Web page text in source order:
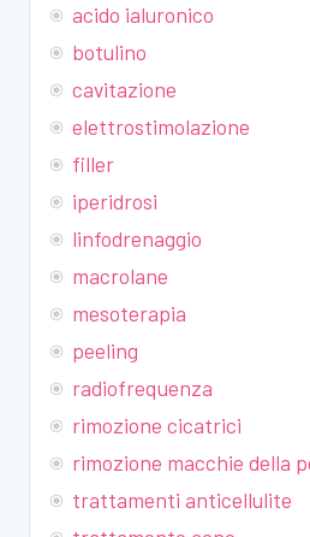
acido ialuronico
botulino
cavitazione
elettrostimolazione
filler
iperidrosi
linfodrenaggio
macrolane
mesoterapia
peeling
radiofrequenza
rimozione cicatrici
rimozione macchie della
trattamenti anticellulite